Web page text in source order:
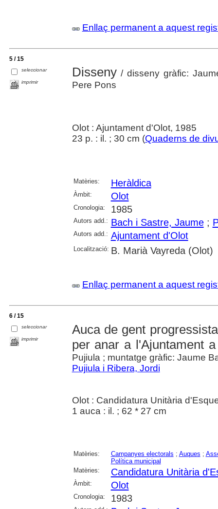
Enllaç permanent a aquest
5 / 15
seleccionar
imprimir
Disseny/ disseny gràfic:
Pere Pons
Olot : Ajuntament d'Olot, 1985
23 p. : il. ; 30 cm (Quaderns de
Matèries: Heràldica
Àmbit: Olot
Cronologia: 1985
Autors add.: Bach i Sastre, Jaume;
Autors add.: Ajuntament d'Olot
Localització: B. Marià Vayreda (Olot)
Enllaç permanent a aquest
6 / 15
seleccionar
imprimir
Auca de gent
per anar a l'Ajuntament
Pujiula ; muntatge gràfic: Jaume
Pujiula i Ribera, Jordi
Olot : Candidatura Unitària
1 auca : il. ; 62 * 27 cm
Matèries: Campanyes electorals ; Auques ;
Política municipal
Matèries:
Candidatura Unitària
Àmbit: Olot
Cronologia: 1983